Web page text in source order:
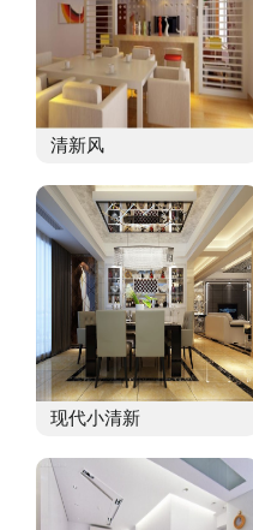
清新风
现代小清新